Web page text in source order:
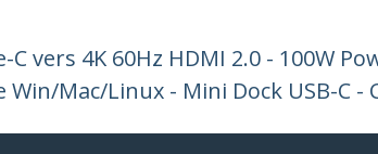
vers 4K 60Hz HDMI 2.0 - 100W
Mac/Linux - Mini Dock USB-C -